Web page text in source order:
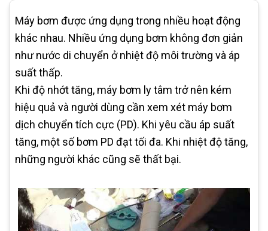
Máy bơm được ứng dụng trong nhiều hoạt động
khác nhau. Nhiều ứng dụng bơm không đơn giản
như nước di chuyển ở nhiệt độ môi trường và áp
suất thấp.
Khi độ nhớt tăng, máy bơm ly tâm trở nên kém
hiệu quả và người dùng cần xem xét máy bơm
dịch chuyển tích cực (PD). Khi yêu cầu áp suất
tăng, một số bơm PD đạt tối đa. Khi nhiệt độ tăng,
những người khác cũng sẽ thất bại.